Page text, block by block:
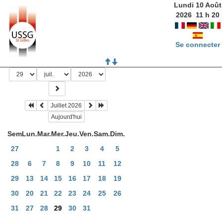
Lundi 10 Août
2026 11h 20
Se connecter
Juillet 2026
Aujourd'hui
SemLun.Mar.Mer.Jeu.Ven.Sam.Dim.
27
1 2 3 4
5
28
6 7 8 9 10 11
12
29
13 14 15 16 17 18
19
30
20 21 22 23 24 25
26
31
27 28 29 30 31